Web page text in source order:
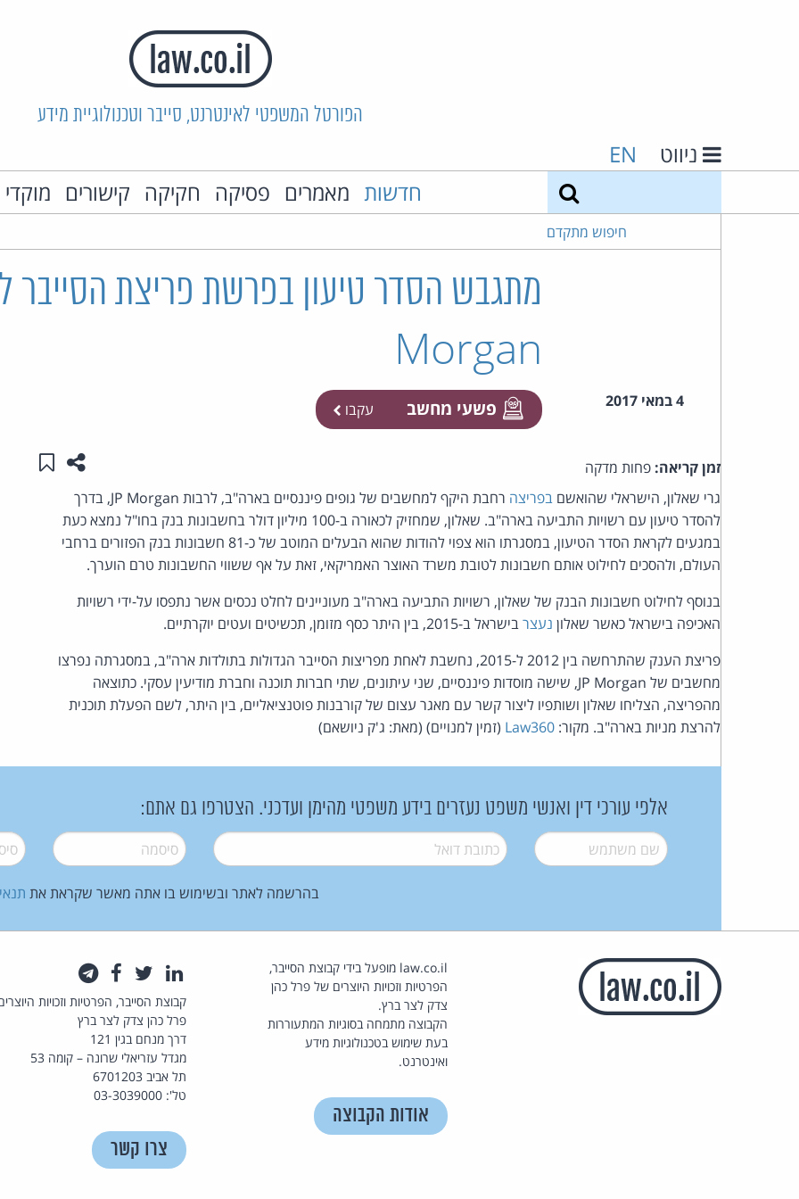
הפורטל המשפטי לאינטרנט, סייבר וטכנולוגיית מידע
ניווט EN
חדשות מאמרים פסיקה חקיקה קישורים
חיפוש מתקדם
Morgan
4 במאי 2017 פשעי מחשב עקבו
זמן קריאה: פחות מדקה שתפושמור
גרי שאלון, הישראלי שהואשם בפריצה רחבת היקף למחשבים של גופים פיננסיים בארה"ב, לרבות JP Morgan, בדרך
להסדר טיעון עם רשויות התביעה בארה"ב. שאלון, שמחזיק לכאורה ב-100 מיליון דולר בחשבונות בנק בחו"ל נמצא כעת
במגעים לקראת הסדר הטיעון, במסגרתו הוא צפוי להודות שהוא הבעלים המוטב של כ-81 חשבונות בנק הפזורים ברחבי
העולם, ולהסכים לחילוט אותם חשבונות לטובת משרד האוצר האמריקאי, זאת על אף ששווי החשבונות טרם הוערך.
בנוסף לחילוט חשבונות הבנק של שאלון, רשויות התביעה בארה"ב מעוניינים לחלט נכסים אשר נתפסו על-ידי רשויות
האכיפה בישראל כאשר שאלון נעצרבישראל ב-2015, בין היתר כסף מזומן, תכשיטים ועטים יוקרתיים.
פריצת הענק שהתרחשה בין 2012 ל-2015, נחשבת לאחת מפריצות הסייבר הגדולות בתולדות ארה"ב, במסגרתה נפרצו
מחשבים של JP Morgan, שישה מוסדות פיננסיים, שני עיתונים, שתי חברות תוכנה וחברת מודיעין עסקי. כתוצאה
מהפריצה, הצליחו שאלון ושותפיו ליצור קשר עם מאגר עצום של קורבנות פוטנציאליים, בין היתר, לשם הפעלת תוכנית
להרצת מניות בארה"ב. מקור: Law360 (זמין למנויים) (מאת: ג'ק ניושאם)
אלפי עורכי דין ואנשי משפט נעזרים בידע משפטי מהימן ועדכני. הצטרפו גם אתם:
שם משתמש* דואל* סיסמה*
בהרשמה לאתר ובשימוש בו אתה מאשר שקראת את
law.co.il מופעל בידי קבוצת הסייבר,
הפרטיות וזכויות היוצרים של פרל כהן
צדק לצר ברץ.
הקבוצה מתמחה בסוגיות המתעוררות
בעת שימוש בטכנולוגיות מידע
ואינטרנט.
אודות הקבוצה
לינקדאין
טוויטרפייסבוק
קבוצת הסייבר, הפרטיות וזכויות
פרל כהן צדק לצר ברץ
דרך מנחם בגין 121
מגדל עזריאלי שרונה – קומה 53
תל אביב 6701203
טל': 03-3039000
צרו קשר